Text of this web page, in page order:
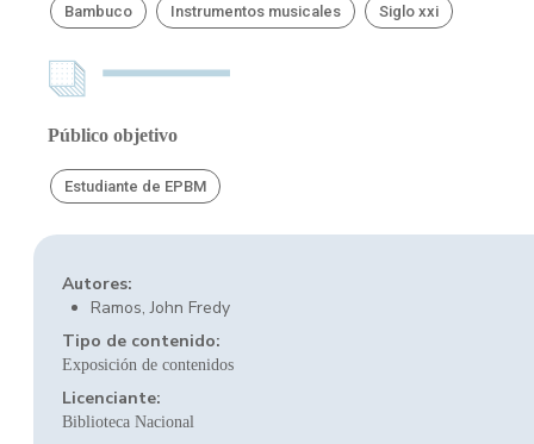
Bambuco Instrumentos musicales Siglo xxi
Público objetivo
Estudiante de EPBM
Autores:
Ramos, John Fredy
Tipo de contenido:
Exposición de contenidos
Licenciante:
Biblioteca Nacional